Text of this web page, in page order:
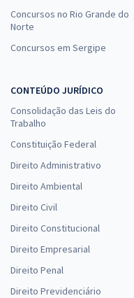
Concursos no Rio Grande do
Norte
Concursos em Sergipe
CONTEÚDO JURÍDICO
Consolidação das Leis do
Trabalho
Constituição Federal
Direito Administrativo
Direito Ambiental
Direito Civil
Direito Constitucional
Direito Empresarial
Direito Penal
Direito Previdenciário